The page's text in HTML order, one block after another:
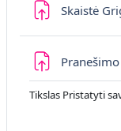
Skaistė
Tikslas Pristatyti